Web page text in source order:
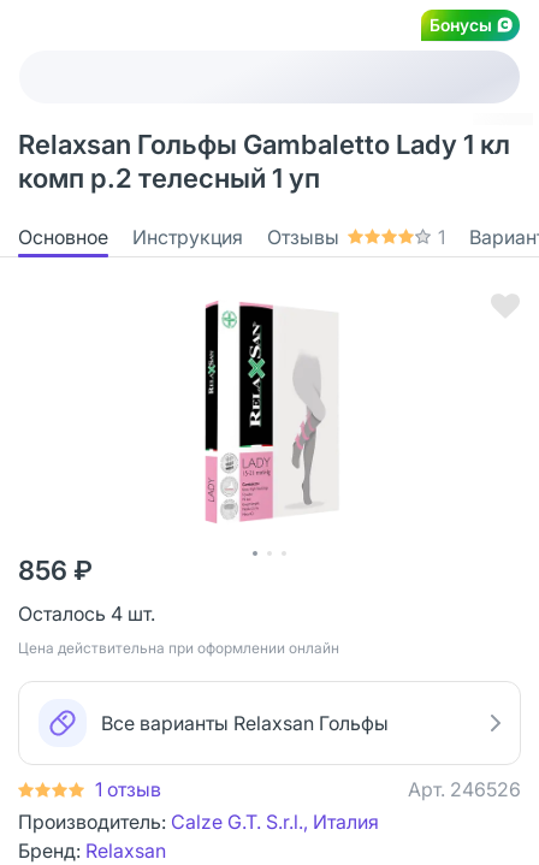
Бонусы
Relaxsan Гольфы Gambaletto Lady 1 кл
комп р.2 телесный 1 уп
Основное Инструкция Отзывы 1
856 ₽
Осталось 4 шт.
Цена действительна при оформлении онлайн
Все варианты Relaxsan Гольфы
1 отзыв Арт. 246526
Производитель: Calze G.T. S.r.l., Италия
Бренд: Relaxsan